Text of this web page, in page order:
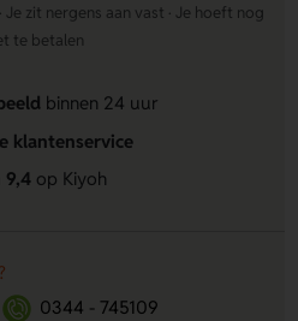
Je zit nergens aan vast · Je hoeft nog
te betalen
binnen 24 uur
klantenservice
9,4op Kiyoh
0344 - 745109